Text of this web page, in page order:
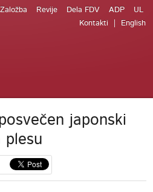
Založba Revije Dela FDV ADP
UL
Kontakti
English
japonski
plesu